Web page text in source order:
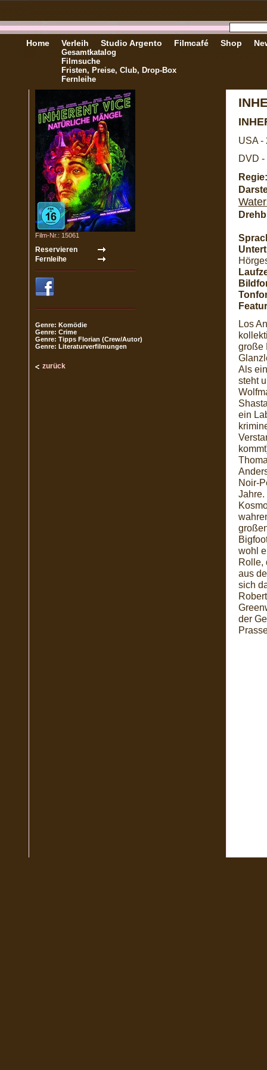
Home Verleih
Gesamtkatalog
Filmsuche
Fristen, Preise, Club, Drop-Box
Fernleihe
Studio Argento Filmcafé Shop
Film-Nr.: 15061
Genre: Komödie
Genre: Crime
Genre: Tipps Florian (Crew/Autor)
Genre: Literaturverfilmungen
zurück
USA -
DVD -
Regie:
Los
große
Als
steht
ein
Noir-
Jahre.
wohl
Rolle,
aus
sich
der